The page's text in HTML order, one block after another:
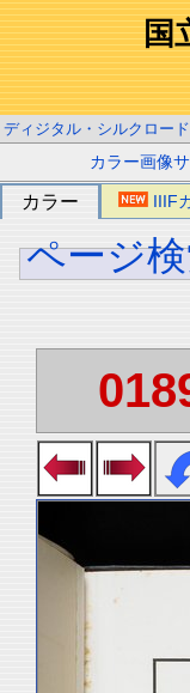
国
ディジタル・シルクロード
カラー画像
カラー IIIF
ページ